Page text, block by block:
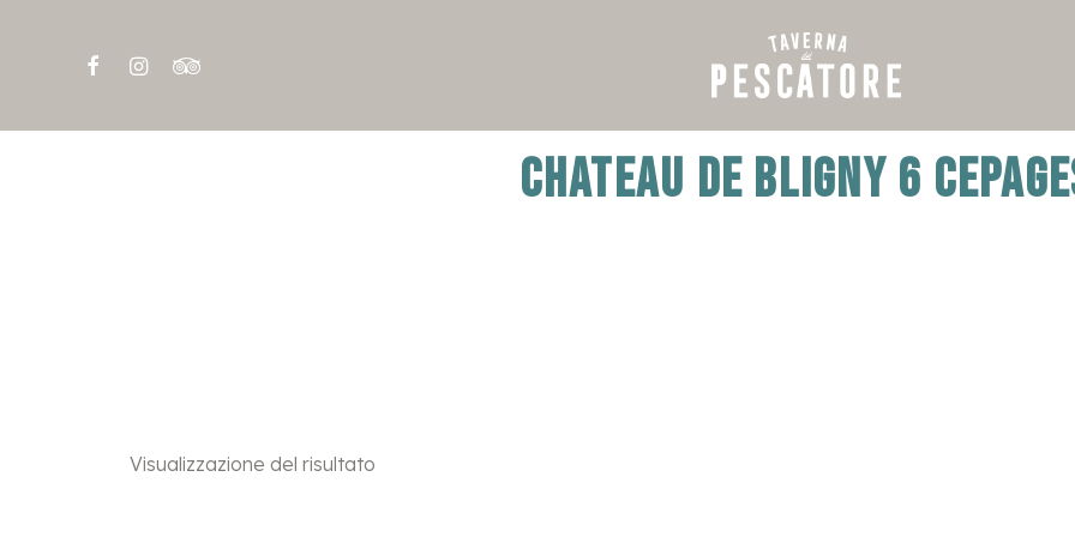
CHATEAU DE BLIGNY 6
Visualizzazione del risultato